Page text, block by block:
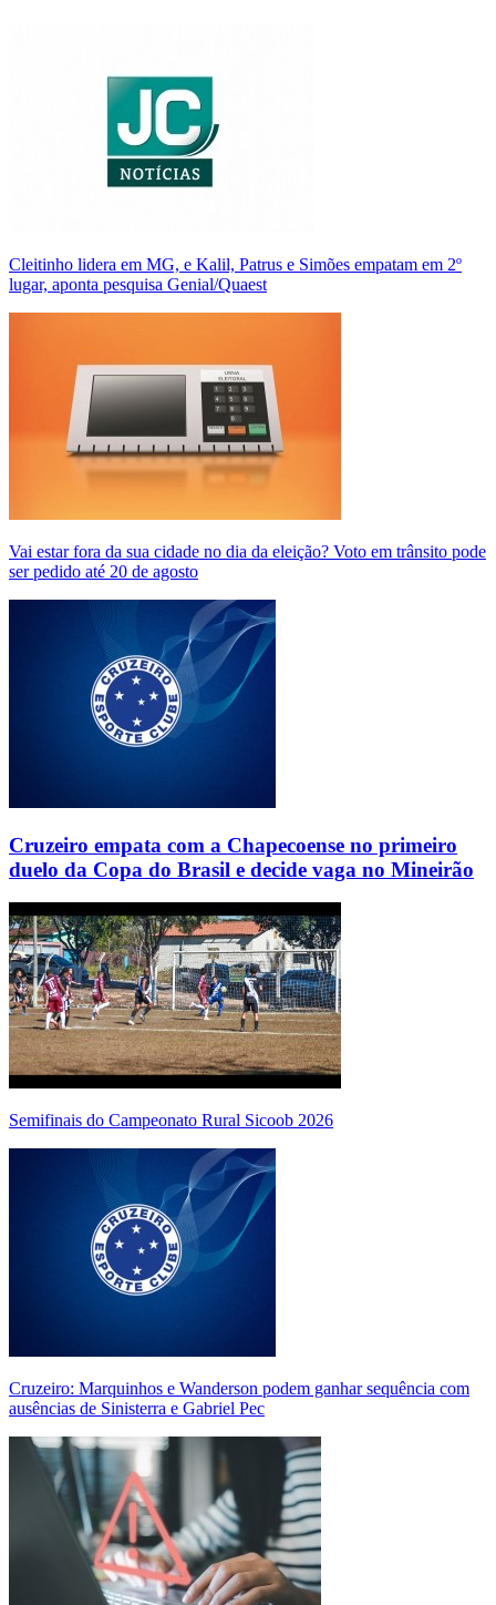
Cleitinho lidera em MG, e Kalil, Patrus e Simões empatam em 2º
lugar, aponta pesquisa Genial/Quaest
Vai estar fora da sua cidade no dia da eleição? Voto em trânsito pode
ser pedido até 20 de agosto
Cruzeiro empata com a Chapecoense no primeiro
duelo da Copa do Brasil e decide vaga no Mineirão
Semifinais do Campeonato Rural Sicoob 2026
Cruzeiro: Marquinhos e Wanderson podem ganhar sequência com
ausências de Sinisterra e Gabriel Pec